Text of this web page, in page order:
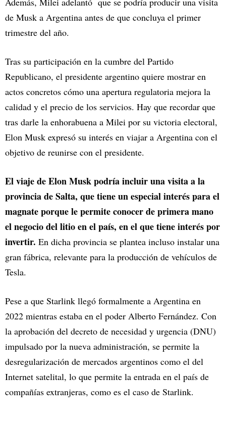
de Musk a Argentina antes de que concluya el primer
trimestre del año.
Tras su participación en la cumbre del Partido
Republicano, el presidente argentino quiere mostrar en
actos concretos cómo una apertura regulatoria mejora la
calidad y el precio de los servicios. Hay que recordar que
tras darle la enhorabuena a Milei por su victoria electoral,
Elon Musk expresó su interés en viajar a Argentina con el
objetivo de reunirse con el presidente.
El viaje de Elon Musk podría incluir una visita a la
provincia de Salta, que tiene un especial interés para el
magnate porque le permite conocer de primera mano
el negocio del litio en el país, en el que tiene interés por
invertir. En dicha provincia se plantea incluso instalar una
gran fábrica, relevante para la producción de vehículos de
Tesla.
Pese a que Starlink llegó formalmente a Argentina en
2022 mientras estaba en el poder Alberto Fernández. Con
la aprobación del decreto de necesidad y urgencia (DNU)
impulsado por la nueva administración, se permite la
desregularización de mercados argentinos como el del
Internet satelital, lo que permite la entrada en el país de
compañías extranjeras, como es el caso de Starlink.